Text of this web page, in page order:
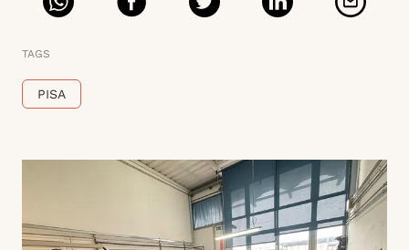
TAGS
PISA